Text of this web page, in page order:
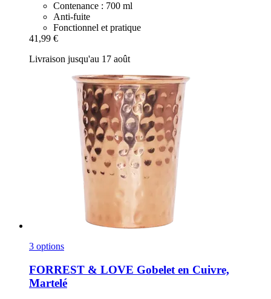
Contenance : 700 ml
Anti-fuite
Fonctionnel et pratique
41,99 €
Livraison jusqu'au 17 août
3 options
FORREST & LOVE Gobelet en Cuivre,
Martelé